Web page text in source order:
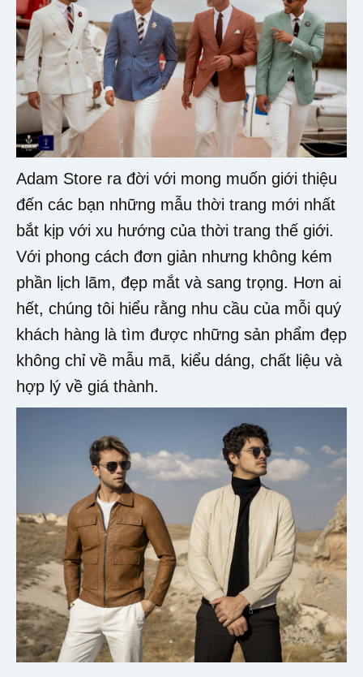
Adam Store ra đời với mong muốn giới thiệu
đến các bạn những mẫu thời trang mới nhất
bắt kịp với xu hướng của thời trang thế giới.
Với phong cách đơn giản nhưng không kém
phần lịch lãm, đẹp mắt và sang trọng. Hơn ai
hết, chúng tôi hiểu rằng nhu cầu của mỗi quý
khách hàng là tìm được những sản phẩm đẹp
không chỉ về mẫu mã, kiểu dáng, chất liệu và
hợp lý về giá thành.